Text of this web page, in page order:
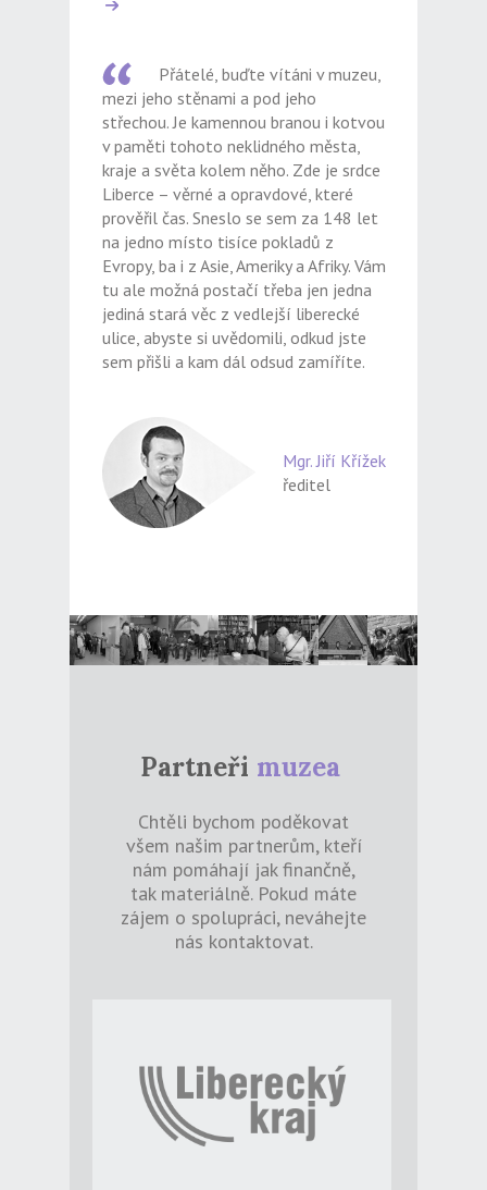
Přátelé, buďte vítáni v muzeu,
mezi jeho stěnami a pod jeho
střechou. Je kamennou branou i kotvou
v paměti tohoto neklidného města,
kraje a světa kolem něho. Zde je srdce
Liberce – věrné a opravdové, které
prověřil čas. Sneslo se sem za 148 let
na jedno místo tisíce pokladů z
Evropy, ba i z Asie, Ameriky a Afriky. Vám
tu ale možná postačí třeba jen jedna
jediná stará věc z vedlejší liberecké
ulice, abyste si uvědomili, odkud jste
sem přišli a kam dál odsud zamíříte.
Mgr. Jiří Křížek
ředitel
Partneři muzea
Chtěli bychom poděkovat
všem našim partnerům, kteří
nám pomáhají jak finančně,
tak materiálně. Pokud máte
zájem o spolupráci, neváhejte
nás kontaktovat.